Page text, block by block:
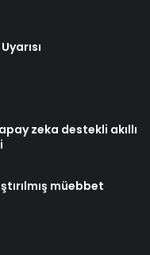
zeka destekli akıllı
müebbet